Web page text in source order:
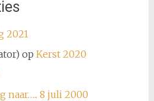
2021
op Kerst 2020
naar….. 8 juli 2000